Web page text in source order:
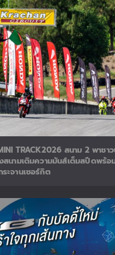
TRACK2026 สนาม 2 พาชา
งสนามเติมความมันส์เต็มสปีดพร้
จานเซอร์กิต